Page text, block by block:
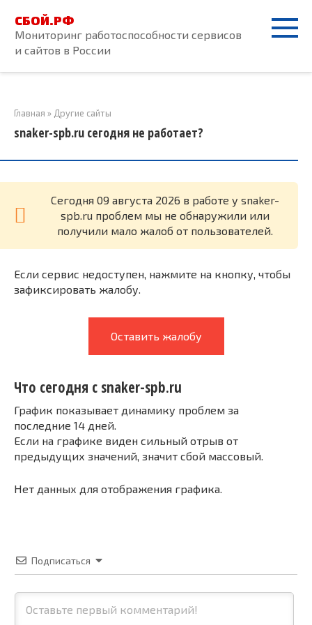
контенту
СБОЙ.РФ
Мониторинг работоспособности сервисов
и сайтов в России
Главная » Другие сайты
snaker-spb.ru сегодня не работает?
Cегодня 09 августа 2026 в работе у snaker-
spb.ru проблем мы не обнаружили или
получили мало жалоб от пользователей.
Если сервис недоступен, нажмите на кнопку, чтобы
зафиксировать жалобу.
Оставить жалобу
Что сегодня с snaker-spb.ru
График показывает динамику проблем за
последние 14 дней.
Если на графике виден сильный отрыв от
предыдущих значений, значит сбой массовый.
Нет данных для отображения графика.
Подписаться